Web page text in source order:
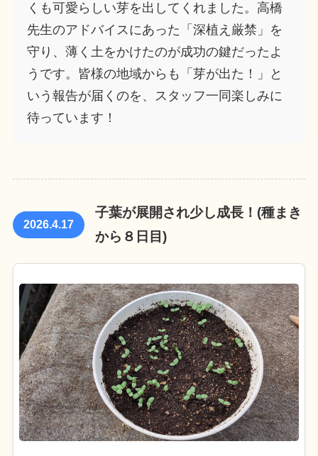
くも可愛らしい芽を出してくれました。高橋
先生のアドバイスにあった「深植え厳禁」を
守り、薄く土をかけたのが成功の鍵だったよ
うです。皆様の地域からも「芽が出た！」と
いう報告が届くのを、スタッフ一同楽しみに
待っています！
2026.4.17
子葉が展開され少し成長！(種まき
から８日目)